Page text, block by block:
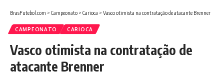
BrasFutebol.com > Campeonato > Carioca > Vasco otimista na contratação de atacante Brenner
CAMPEONATO CARIOCA
Vasco otimista na contratação de
atacante Brenner